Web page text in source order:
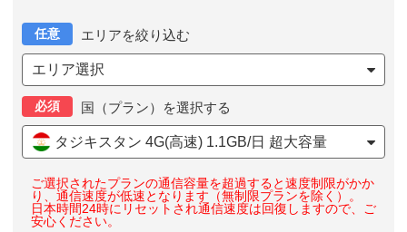
任意 エリアを絞り込む
エリア選択
必須 国（プラン）を選択する
タジキスタン 4G(高速) 1.1GB/日 超大容量
ご選択されたプランの通信容量を超過すると速度制限がかか
り、通信速度が低速となります（無制限プランを除く）。
日本時間24時にリセットされ通信速度は回復しますので、ご
安心ください。